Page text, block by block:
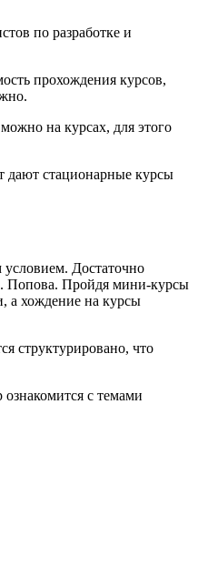
по разработке и
прохождения курсов,
на курсах, для этого
дают стационарные курсы
условием. Достаточно
Попова. Пройдя мини-курсы
а хождение на курсы
структурировано, что
с темами